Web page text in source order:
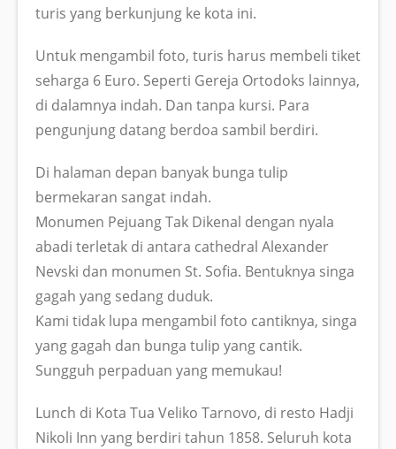
turis yang berkunjung ke kota ini.
Untuk mengambil foto, turis harus membeli tiket
seharga 6 Euro. Seperti Gereja Ortodoks lainnya,
di dalamnya indah. Dan tanpa kursi. Para
pengunjung datang berdoa sambil berdiri.
Di halaman depan banyak bunga tulip
bermekaran sangat indah.
Monumen Pejuang Tak Dikenal dengan nyala
abadi terletak di antara cathedral Alexander
Nevski dan monumen St. Sofia. Bentuknya singa
gagah yang sedang duduk.
Kami tidak lupa mengambil foto cantiknya, singa
yang gagah dan bunga tulip yang cantik.
Sungguh perpaduan yang memukau!
Lunch di Kota Tua Veliko Tarnovo, di resto Hadji
Nikoli Inn yang berdiri tahun 1858. Seluruh kota